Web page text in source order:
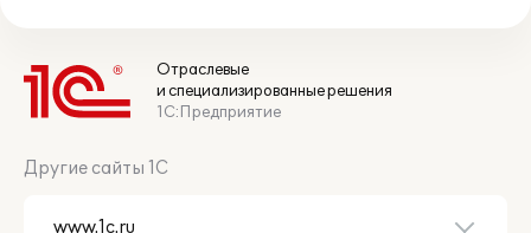
Отраслевые
и специализированные решения
1С:Предприятие
Другие сайты 1С